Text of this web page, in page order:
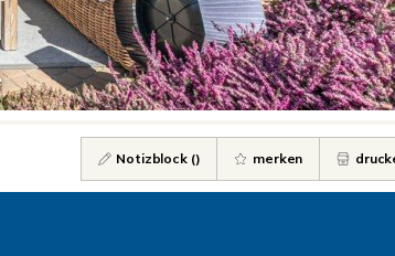
Notizblock () merken